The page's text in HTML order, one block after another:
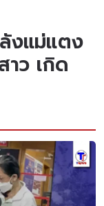
งแม่แตง
าว เกิด